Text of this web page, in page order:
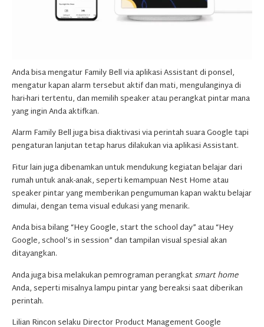
Anda bisa mengatur Family Bell via aplikasi Assistant di ponsel,
mengatur kapan alarm tersebut aktif dan mati, mengulanginya di
hari-hari tertentu, dan memilih speaker atau perangkat pintar mana
yang ingin Anda aktifkan.
Alarm Family Bell juga bisa diaktivasi via perintah suara Google tapi
pengaturan lanjutan tetap harus dilakukan via aplikasi Assistant.
Fitur lain juga dibenamkan untuk mendukung kegiatan belajar dari
rumah untuk anak-anak, seperti kemampuan Nest Home atau
speaker pintar yang memberikan pengumuman kapan waktu belajar
dimulai, dengan tema visual edukasi yang menarik.
Anda bisa bilang “Hey Google, start the school day” atau “Hey
Google, school’s in session” dan tampilan visual spesial akan
ditayangkan.
Anda juga bisa melakukan pemrograman perangkatsmart home
Anda, seperti misalnya lampu pintar yang bereaksi saat diberikan
perintah.
Lilian Rincon selaku Director Product Management Google